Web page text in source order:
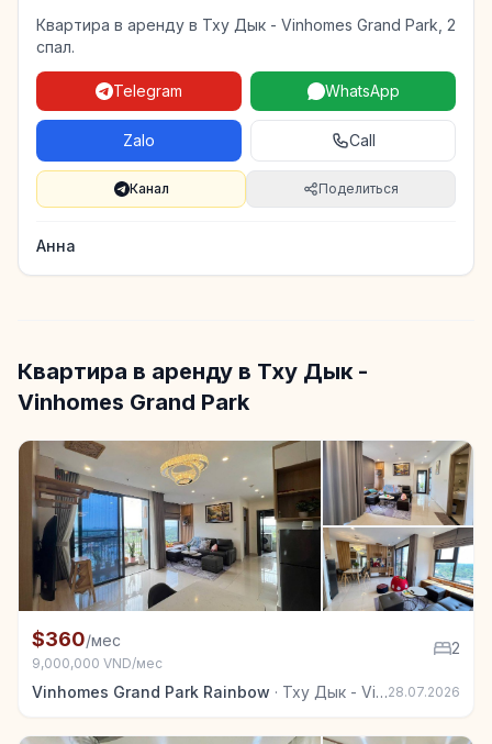
Квартира в аренду в Тху Дык - Vinhomes Grand Park, 2
спал.
Telegram WhatsApp
Zalo Call
Канал Поделиться
Анна
Квартира в аренду в Тху Дык -
Vinhomes Grand Park
Квартира в аренду в Тху Дык - Vinhomes Grand
$360/мес
9,000,000 VND/мес
2
Vinhomes Grand Park Rainbow · Тху Дык - Vinhomes Grand Park 28.07.2026